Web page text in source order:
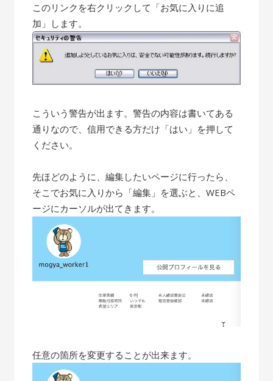
このリンクを右クリックして「お気に入りに追
加」します。
こういう警告が出ます。警告の内容は書いてある
通りなので、信用できる方だけ「はい」を押して
ください。
先ほどのように、編集したいページに行ったら、
そこでお気に入りから「編集」を選ぶと、WEBペ
ージにカーソルが出てきます。
任意の箇所を変更することが出来ます。